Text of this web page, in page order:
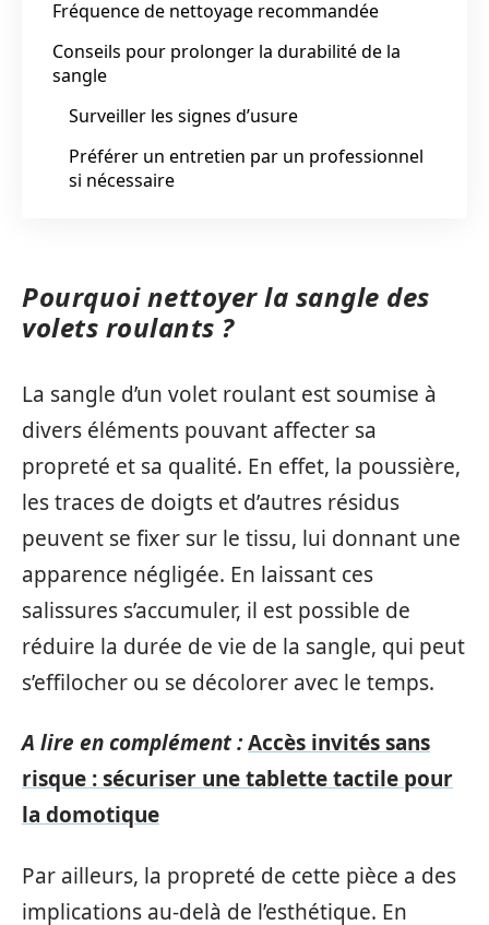
Fréquence de nettoyage recommandée
Conseils pour prolonger la durabilité de la
sangle
Surveiller les signes d’usure
Préférer un entretien par un professionnel
si nécessaire
Pourquoi nettoyer la sangle des
volets roulants ?
La sangle d’un volet roulant est soumise à
divers éléments pouvant affecter sa
propreté et sa qualité. En effet, la poussière,
les traces de doigts et d’autres résidus
peuvent se fixer sur le tissu, lui donnant une
apparence négligée. En laissant ces
salissures s’accumuler, il est possible de
réduire la durée de vie de la sangle, qui peut
s’effilocher ou se décolorer avec le temps.
A lire en complément :Accès invités sans
risque : sécuriser une tablette tactile pour
la domotique
Par ailleurs, la propreté de cette pièce a des
implications au-delà de l’esthétique. En